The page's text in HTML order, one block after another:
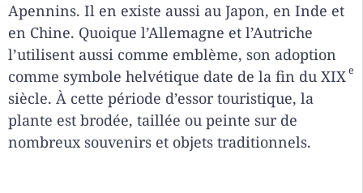
Apennins. Il en existe aussi au Japon, en Inde et
en Chine. Quoique l’Allemagne et l’Autriche
l’utilisent aussi comme emblème, son adoption
comme symbole helvétique date de la fin du XIXe
siècle. À cette période d’essor touristique, la
plante est brodée, taillée ou peinte sur de
nombreux souvenirs et objets traditionnels.